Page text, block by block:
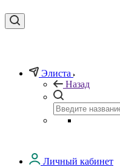
Элиста
Назад
Личный кабинет